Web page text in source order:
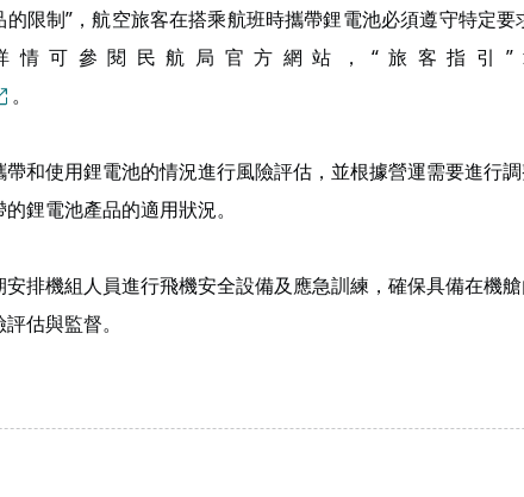
限制”，航空旅客在搭乘航班時攜帶鋰電池必須遵守特定
可參閱民航局官方網站，“旅客指引”
。
和使用鋰電池的情況進行風險評估，並根據營運需要進行
鋰電池產品的適用狀況。
排機組人員進行飛機安全設備及應急訓練，確保具備在機艙
估與監督。